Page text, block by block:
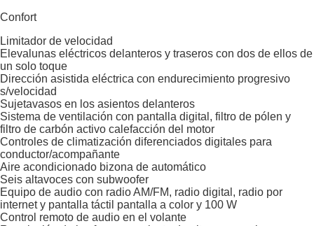
Confort
Limitador de velocidad
Elevalunas eléctricos delanteros y traseros con dos de ellos de
un solo toque
Dirección asistida eléctrica con endurecimiento progresivo
s/velocidad
Sujetavasos en los asientos delanteros
Sistema de ventilación con pantalla digital, filtro de pólen y
filtro de carbón activo calefacción del motor
Controles de climatización diferenciados digitales para
conductor/acompañante
Aire acondicionado bizona de automático
Seis altavoces con subwoofer
Equipo de audio con radio AM/FM, radio digital, radio por
internet y pantalla táctil pantalla a color y 100 W
Control remoto de audio en el volante